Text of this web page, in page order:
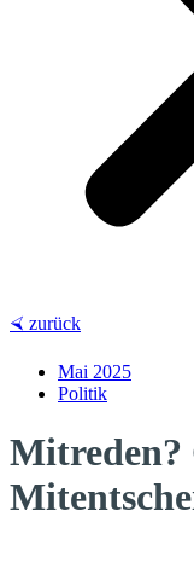
⮘ zurück
Mai 2025
Politik
Mitreden?